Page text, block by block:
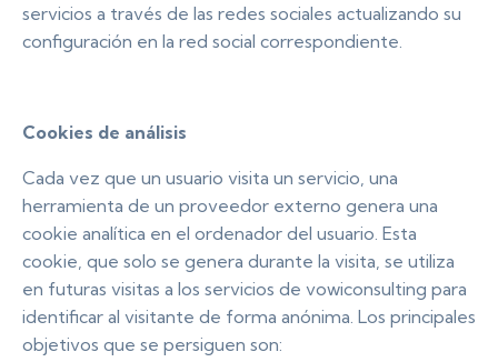
servicios a través de las redes sociales actualizando su
configuración en la red social correspondiente.
Cookies de análisis
Cada vez que un usuario visita un servicio, una
herramienta de un proveedor externo genera una
cookie analítica en el ordenador del usuario. Esta
cookie, que solo se genera durante la visita, se utiliza
en futuras visitas a los servicios de vowiconsulting para
identificar al visitante de forma anónima. Los principales
objetivos que se persiguen son: